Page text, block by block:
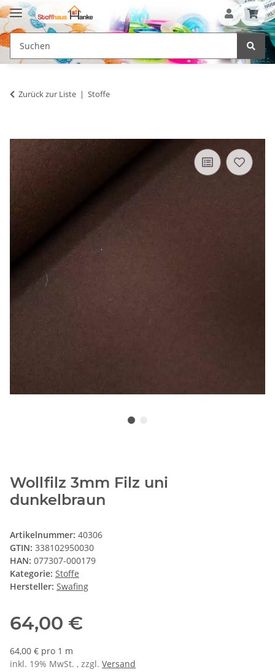
Zurück zur Liste Stoffe
Wollfilz 3mm Filz uni
dunkelbraun
Artikelnummer: 40306
GTIN: 338102950030
HAN: 077307-000179
Kategorie: Stoffe
Hersteller: Swafing
64,00 €
64,00 € pro 1 m
inkl. 19% MwSt. , zzgl. Versand